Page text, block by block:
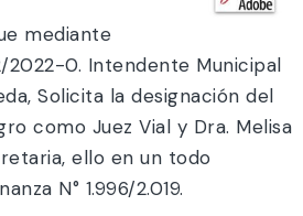
mediante
2022-0. Intendente Municipal
Solicita la designación del
como Juez Vial y Dra. Melisa
ello en un todo
N° 1.996/2.019.